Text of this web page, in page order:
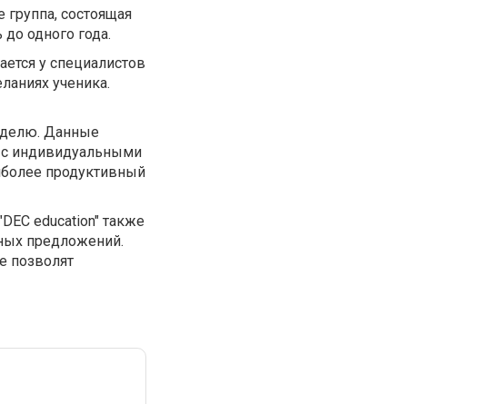
состоящая
одного года.
у специалистов
ученика.
Данные
с индивидуальными
продуктивный
education" также
предложений.
позволят